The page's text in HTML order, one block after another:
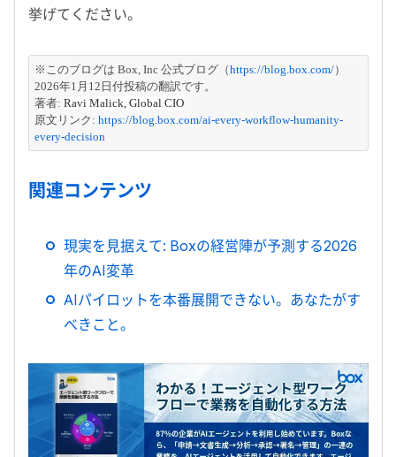
挙げてください。
※このブログは Box, Inc 公式ブログ（https://blog.box.com/）
2026年1月12日付投稿の翻訳です。
著者: Ravi Malick, Global CIO
原文リンク: https://blog.box.com/ai-every-workflow-humanity-
every-decision
関連コンテンツ
現実を見据えて: Boxの経営陣が予測する2026
年のAI変革
AIパイロットを本番展開できない。あなたがす
べきこと。